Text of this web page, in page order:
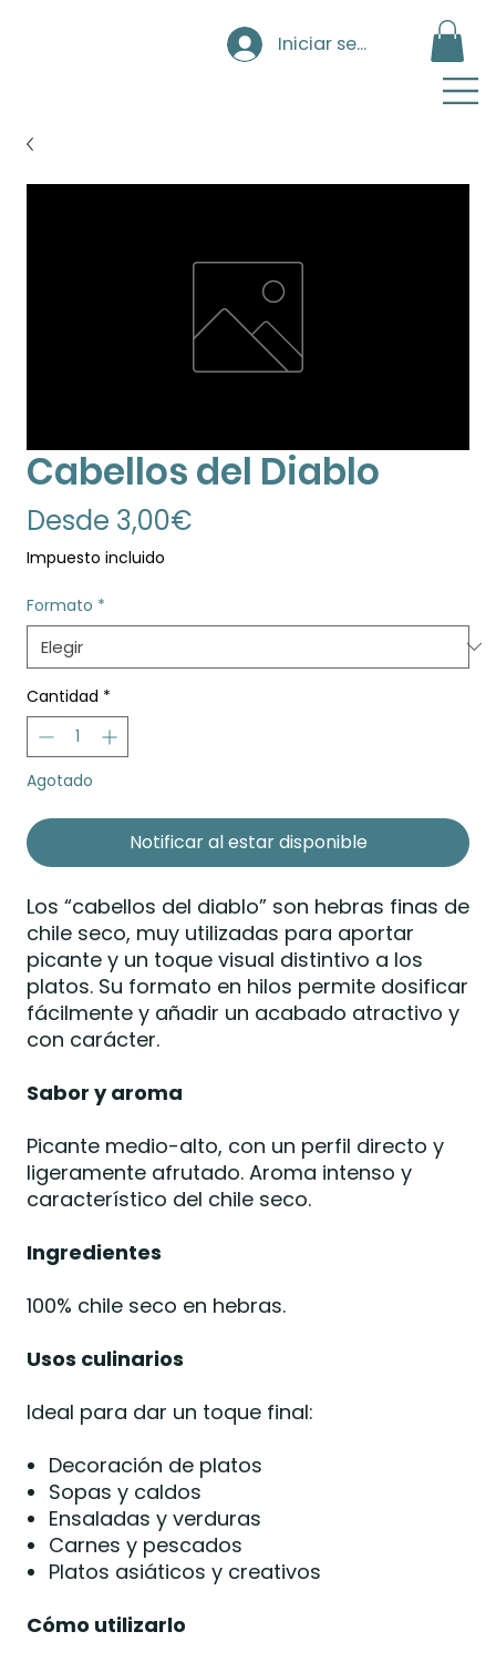
Iniciar sesión
Cabellos del Diablo
Desde 3,00€Precio
Impuesto incluido
Formato *
Cantidad *
Agotado
Notificar al estar disponible
Los “cabellos del diablo” son hebras finas de
chile seco, muy utilizadas para aportar
picante y un toque visual distintivo a los
platos. Su formato en hilos permite dosificar
fácilmente y añadir un acabado atractivo y
con carácter.
Sabor y aroma
Picante medio-alto, con un perfil directo y
ligeramente afrutado. Aroma intenso y
característico del chile seco.
Ingredientes
100% chile seco en hebras.
Usos culinarios
Ideal para dar un toque final:
Decoración de platos
Sopas y caldos
Ensaladas y verduras
Carnes y pescados
Platos asiáticos y creativos
Cómo utilizarlo